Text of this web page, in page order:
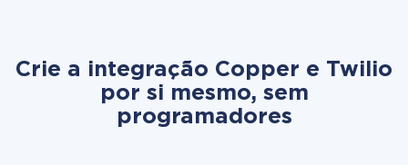
Crie a integração Copper e Twilio
por si mesmo, sem
programadores